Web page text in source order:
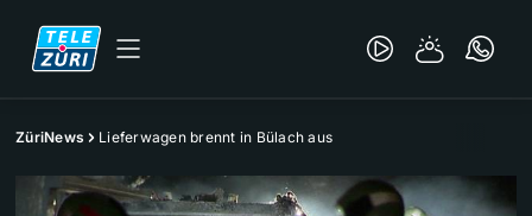
ZüriNews Lieferwagen brennt in Bülach aus